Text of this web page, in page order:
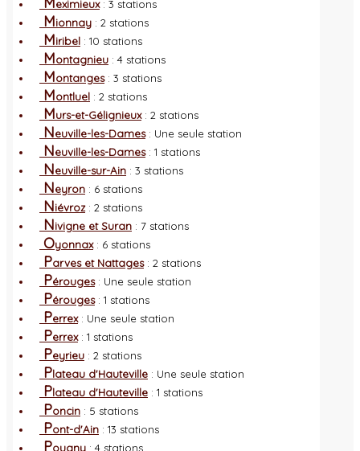
eximieux: 3 stations
Mionnay : 2 stations
Miribel : 10 stations
Montagnieu : 4 stations
Montanges: 3 stations
Montluel : 2 stations
Murs-et-Gélignieux: 2 stations
Neuville-les-Dames: Une seule station
Neuville-les-Dames: 1 stations
Neuville-sur-Ain : 3 stations
Neyron : 6 stations
Niévroz: 2 stations
Nivigne et Suran : 7 stations
Oyonnax: 6 stations
Parves et Nattages: 2 stations
Pérouges: Une seule station
Pérouges: 1 stations
Perrex: Une seule station
Perrex: 1 stations
Peyrieu : 2 stations
Plateau d'Hauteville : Une seule station
Plateau d'Hauteville : 1 stations
Poncin : 5 stations
Pont-d'Ain : 13 stations
Pougny : 4 stations